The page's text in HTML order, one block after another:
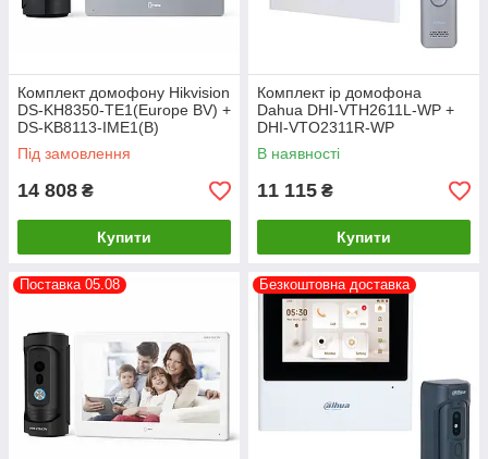
Комплект домофону Hikvision
DS-KH8350-TE1(Europe BV) +
DS-KB8113-IME1(B)
Під замовлення
14 808 ₴
Купити
Комплект ip домофона
Dahua DHI-VTH2611L-WP +
DHI-VTO2311R-WP
В наявності
11 115 ₴
Купити
Поставка 05.08 Безкоштовна доставка